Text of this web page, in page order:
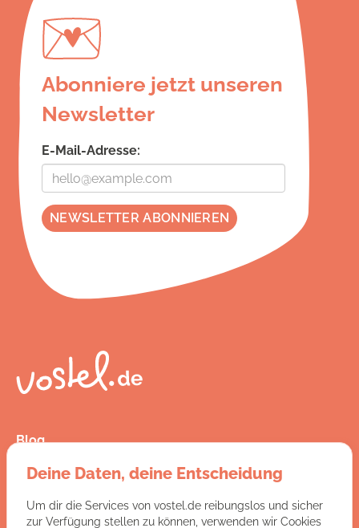
Abonniere jetzt unseren
Newsletter
E-Mail-Adresse:
Blog
Kontakt
Jobs
Deine Daten, deine Entscheidung
Um dir die Services von vostel.de reibungslos und sicher
zur Verfügung stellen zu können, verwenden wir Cookies